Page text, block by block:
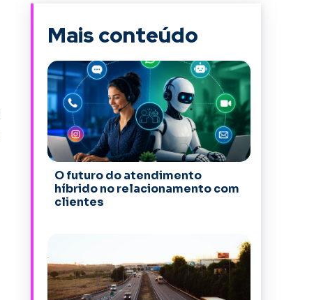
Mais conteúdo
O futuro do atendimento
híbrido no relacionamento com
clientes